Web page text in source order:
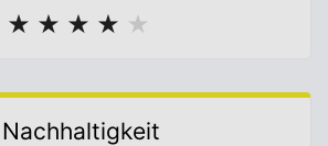
★ ★ ★ ★ ★
Nachhaltigkeit